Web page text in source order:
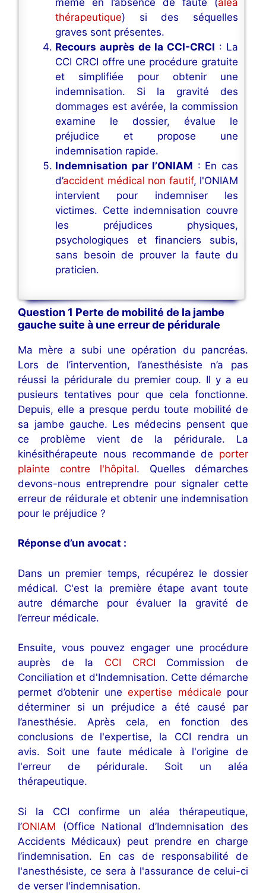
même en l’absence de faute (aléa
thérapeutique) si des séquelles
graves sont présentes.
Recours auprès de la CCI-CRCI : La
CCI CRCI offre une procédure gratuite
et simplifiée pour obtenir une
indemnisation. Si la gravité des
dommages est avérée, la commission
examine le dossier, évalue le
préjudice et propose une
indemnisation rapide.
Indemnisation par l’ONIAM : En cas
d’accident médical non fautif, l'ONIAM
intervient pour indemniser les
victimes. Cette indemnisation couvre
les préjudices physiques,
psychologiques et financiers subis,
sans besoin de prouver la faute du
praticien.
Question 1 Perte de mobilité de la jambe
gauche suite à une erreur de péridurale
Ma mère a subi une opération du pancréas.
Lors de l’intervention, l’anesthésiste n’a pas
réussi la péridurale du premier coup. Il y a eu
pusieurs tentatives pour que cela fonctionne.
Depuis, elle a presque perdu toute mobilité de
sa jambe gauche. Les médecins pensent que
ce problème vient de la péridurale. La
kinésithérapeute nous recommande de porter
plainte contre l'hôpital. Quelles démarches
devons-nous entreprendre pour signaler cette
erreur de réidurale et obtenir une indemnisation
pour le préjudice ?
Réponse d’un avocat :
Dans un premier temps, récupérez le dossier
médical. C'est la première étape avant toute
autre démarche pour évaluer la gravité de
l’erreur médicale.
Ensuite, vous pouvez engager une procédure
auprès de la CCI CRCI Commission de
Conciliation et d'Indemnisation. Cette démarche
permet d’obtenir uneexpertise médicale pour
déterminer si un préjudice a été causé par
l’anesthésie. Après cela, en fonction des
conclusions de l'expertise, la CCI rendra un
avis. Soit une faute médicale à l'origine de
l'erreur de péridurale. Soit un aléa
thérapeutique.
Si la CCI confirme un aléa thérapeutique,
l’ONIAM (Office National d’Indemnisation des
Accidents Médicaux) peut prendre en charge
l’indemnisation. En cas de responsabilité de
l'anesthésiste, ce sera à l'assurance de celui-ci
de verser l'indemnisation.